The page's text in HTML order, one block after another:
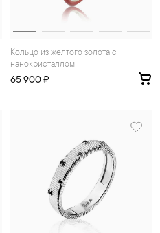
Кольцо из желтого золота с
нанокристаллом
65 900 ₽